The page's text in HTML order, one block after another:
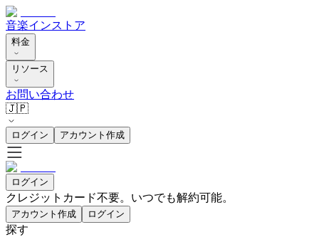
音楽インストア
料金
リソース
お問い合わせ
🇯🇵
ログイン アカウント作成
ログイン
クレジットカード不要。いつでも解約可能。
アカウント作成 ログイン
探す